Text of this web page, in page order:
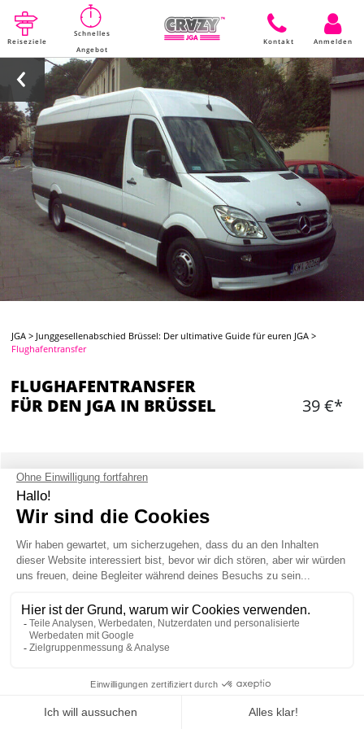
Reiseziele
Schnelles
Angebot
Kontakt Anmelden
JGA > Junggesellenabschied Brüssel: Der ultimative Guide für euren JGA >
Flughafentransfer
FLUGHAFENTRANSFER
FÜR DEN JGA IN BRÜSSEL
39 €*
WAS IST ENTHALTEN?
Flughafen Shuttle (hin und zurück)
Privater Kleinbus mit Fahrer
INFORMATION
Unser Chauffeur wird Euch am Flughafen mit Eurem persönlichen
Mein JGA in Brüssel